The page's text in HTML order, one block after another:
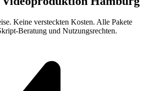
Keine versteckten Kosten. Alle Pakete
Beratung und Nutzungsrechten.